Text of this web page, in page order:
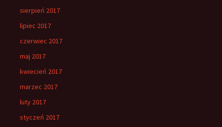
sierpień 2017
lipiec 2017
czerwiec 2017
maj 2017
kwiecień 2017
marzec 2017
luty 2017
styczeń 2017